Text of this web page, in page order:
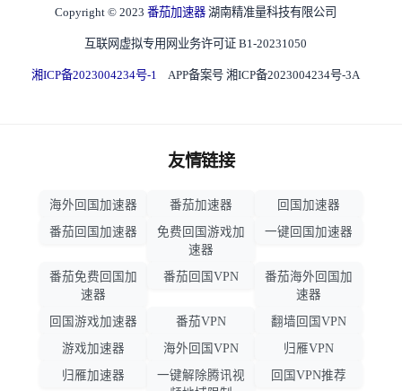
Copyright © 2023 番茄加速器 湖南精准量科技有限公司
互联网虚拟专用网业务许可证 B1-20231050
湘ICP备2023004234号-1 APP备案号 湘ICP备2023004234号-3A
友情链接
海外回国加速器 番茄加速器
回国加速器
番茄回国加速器
免费回国游戏加
速器
一键回国加速器
番茄免费回国加
速器
番茄回国VPN
番茄海外回国加
速器
回国游戏加速器
番茄VPN
翻墙回国VPN
游戏加速器
海外回国VPN
归雁VPN
归雁加速器
一键解除腾讯视
回国VPN推荐